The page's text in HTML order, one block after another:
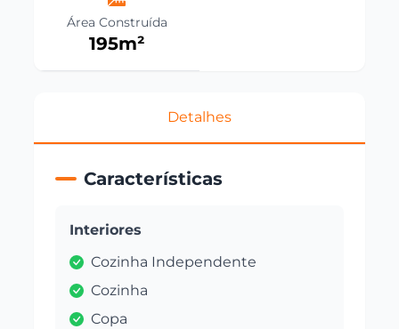
Área Construída
195m²
Detalhes
Características
Interiores
Cozinha Independente
Cozinha
Copa